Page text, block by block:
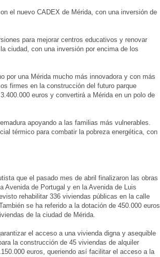
el nuevo CADEX de Mérida, con una inversión de
para mejorar centros educativos y renovar
ciudad, con una inversión por encima de los
por una Mérida mucho más innovadora y con más
firmes en la construcción del futuro parque
euros y convertirá a Mérida en un polo de
apoyando a las familias más vulnerables.
térmico para combatir la pobreza energética, con
que el pasado mes de abril finalizaron las obras
Avenida de Portugal y en la Avenida de Luis
rehabilitar 336 viviendas públicas en la calle
se ha referido a la dotación de 450.000 euros
de la ciudad de Mérida.
el acceso a una vivienda digna y asequible
la construcción de 45 viviendas de alquiler
euros, queriendo así facilitar el acceso a la